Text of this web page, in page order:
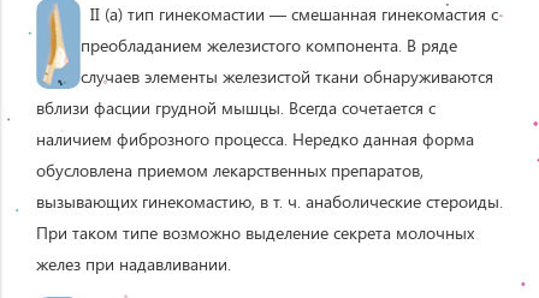
II (a) тип гинекомастии — смешанная гинекомастия с
преобладанием железистого компонента. В ряде
случаев элементы железистой ткани обнаруживаются
вблизи фасции грудной мышцы. Всегда сочетается с
наличием фиброзного процесса. Нередко данная форма
обусловлена приемом лекарственных препаратов,
вызывающих гинекомастию, в т. ч. анаболические стероиды.
При таком типе возможно выделение секрета молочных
желез при надавливании.